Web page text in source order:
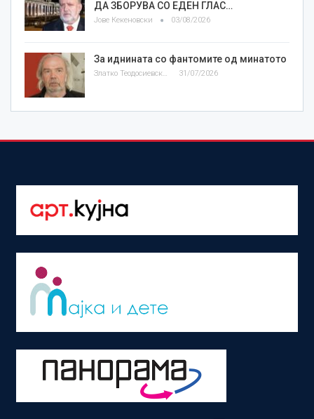
ДА ЗБОРУВА СО ЕДЕН ГЛАС…
Јове Кекеновски 03/08/2026
За иднината со фантомите од минатото
Златко Теодосиевски 31/07/2026